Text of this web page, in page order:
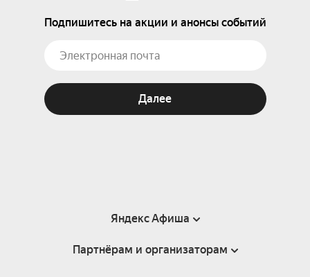
Подпишитесь на акции и анонсы событий
Далее
Яндекс Афиша
Справка
Партнёрам и организаторам